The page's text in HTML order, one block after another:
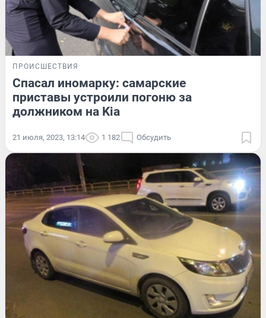
ПРОИСШЕСТВИЯ
Спасал иномарку: самарские
приставы устроили погоню за
должником на Kia
21 июля, 2023, 13:14 1 182 Обсудить